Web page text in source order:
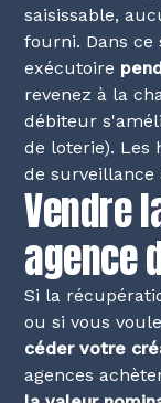
saisissable,
fourni. Dans ce
exécutoire
revenez à la
débiteur
de loterie). Les
de
Vendre
agence
Si la
ou si vous
céder votre
agences